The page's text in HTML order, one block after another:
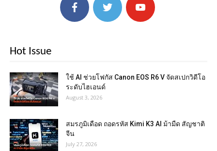
Hot Issue
ใช้ AI ช่วยโฟกัส Canon EOS R6 V จัดสเปกวิดีโอ
ระดับไฮเอนด์
August 3, 2026
สมรภูมิเดือด ถอดรหัส Kimi K3 AI ม้ามืด สัญชาติ
จีน
July 27, 2026